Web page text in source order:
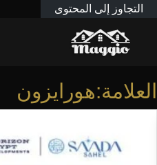
التجاوز إلى المحتوى
العلامة:هورايزون